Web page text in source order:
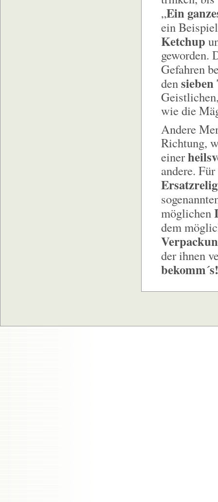
„Ein
ein
Ketchup
geworden.
Gefahren
densieben
wie die
Andere
Richtung,
einer
andere.
möglichen
dem
der ihnen
bekomm´s!